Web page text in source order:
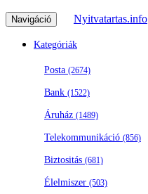
Navigáció Nyitvatartas.info
Kategóriák
Posta (2674)
Bank (1522)
Áruház (1489)
Telekommunikáció (856)
Biztositás (681)
Élelmiszer (503)